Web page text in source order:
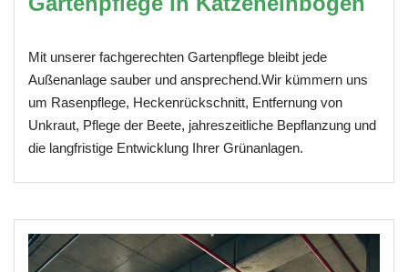
Mit unserer fachgerechten Gartenpflege bleibt jede
Außenanlage sauber und ansprechend.Wir kümmern uns
um Rasenpflege, Heckenrückschnitt, Entfernung von
Unkraut, Pflege der Beete, jahreszeitliche Bepflanzung und
die langfristige Entwicklung Ihrer Grünanlagen.